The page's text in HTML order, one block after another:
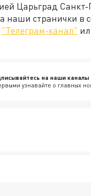
Царьград
наши странички в
"Телеграм-канал"
на наши каналы
узнавайте о главных